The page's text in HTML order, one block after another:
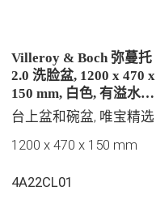
Villeroy & Boch 弥蔓托
2.0 洗脸盆, 1200 x 470 x
150 mm, 白色, 有溢水孔,
抛光
台上盆和碗盆, 唯宝精选
1200 x 470 x 150 mm
4A22CL01